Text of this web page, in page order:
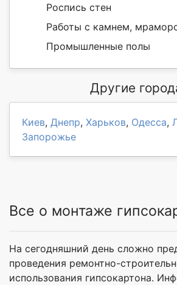
Роспись стен
Работы с камнем,
Промышленные полы
Другие
Киев, Днепр, Харьков, Одесса,
Запорожье
Все о монтаже
На сегодняшний день сложно
проведения ремонтно-
использования гипсокартона.